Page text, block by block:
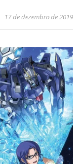
17 de dezembro de 2019